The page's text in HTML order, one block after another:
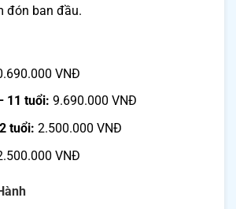
đón ban đầu.
VNĐ
11 tuổi: 9.690.000 VNĐ
tuổi: 2.500.000 VNĐ
VNĐ